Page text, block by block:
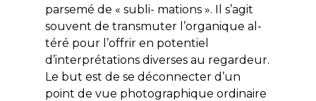
parsemé de « subli- mations ». Il s’agit
souvent de transmuter l’organique al-
téré pour l’offrir en potentiel
d’interprétations diverses au regardeur.
Le but est de se déconnecter d’un
point de vue photographique ordinaire